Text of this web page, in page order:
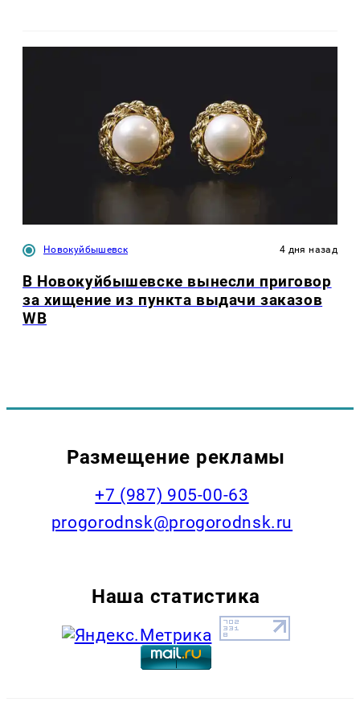
Новокуйбышевск 4 дня назад
В Новокуйбышевске вынесли приговор
за хищение из пункта выдачи заказов
WB
Размещение рекламы
+7 (987) 905-00-63
progorodnsk@progorodnsk.ru
Наша статистика